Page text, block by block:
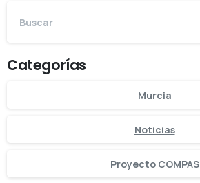
Categorías
Murcia
Noticias
Proyecto COMPAS